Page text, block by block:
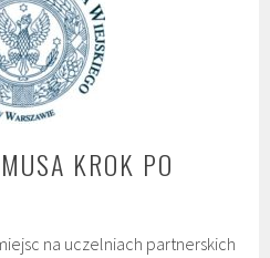
KROK PO
na uczelniach partnerskich